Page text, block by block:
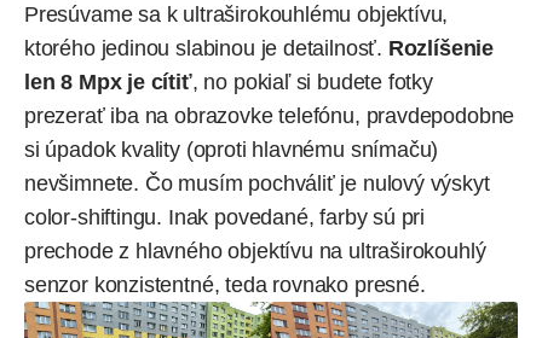
Presúvame sa k ultraširokouhlému objektívu,
ktorého jedinou slabinou je detailnosť. Rozlíšenie
len 8 Mpx je cítiť, no pokiaľ si budete fotky
prezerať iba na obrazovke telefónu, pravdepodobne
si úpadok kvality (oproti hlavnému snímaču)
nevšimnete. Čo musím pochváliť je nulový výskyt
color-shiftingu. Inak povedané, farby sú pri
prechode z hlavného objektívu na ultraširokouhlý
senzor konzistentné, teda rovnako presné.